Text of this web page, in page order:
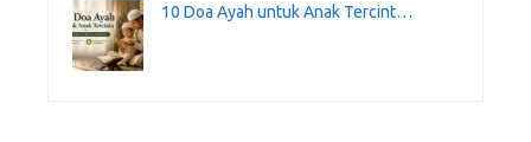
10 Doa Ayah untuk Anak Tercint…